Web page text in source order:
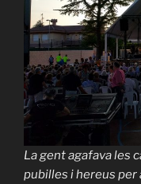
La gent agafava les
pubilles i hereus per